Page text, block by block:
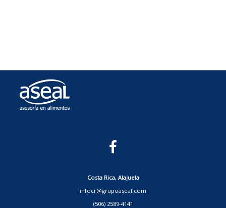
Costa Rica, Alajuela
infocr@grupoaseal.com
(506) 2589-4141